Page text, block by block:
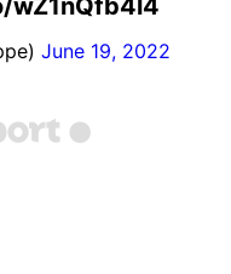
June 19, 2022